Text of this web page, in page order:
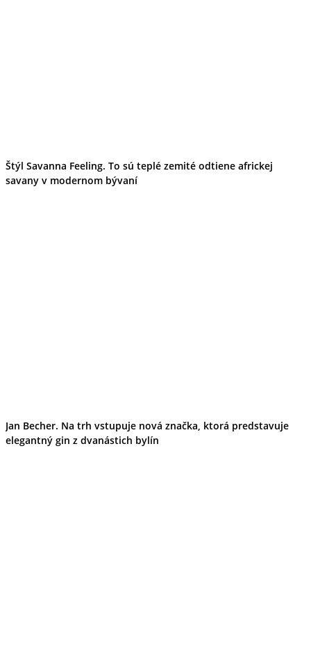
Štýl Savanna Feeling. To sú teplé zemité odtiene africkej
savany v modernom bývaní
Jan Becher. Na trh vstupuje nová značka, ktorá predstavuje
elegantný gin z dvanástich bylín